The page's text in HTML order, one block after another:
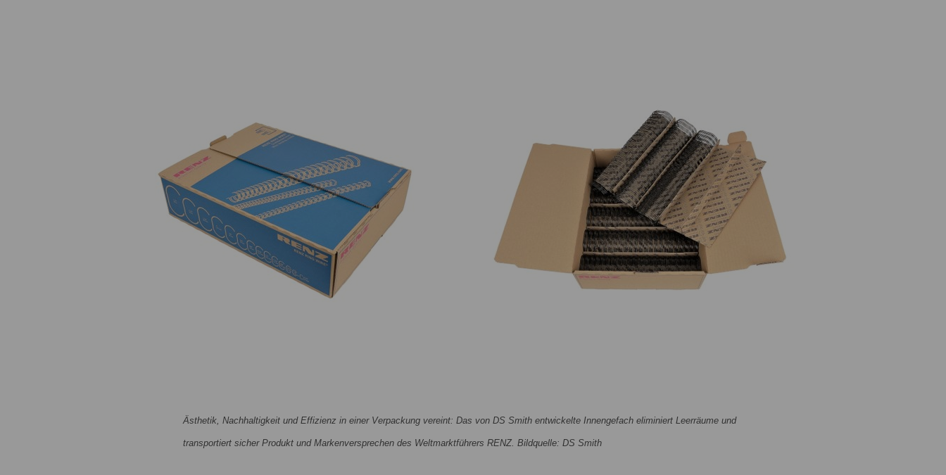
Ästhetik, Nachhaltigkeit und Effizienz in einer Verpackung vereint: Das von DS Smith entwickelte Innengefach eliminiert Leerräume und
transportiert sicher Produkt und Markenversprechen des Weltmarktführers RENZ. Bildquelle: DS Smith